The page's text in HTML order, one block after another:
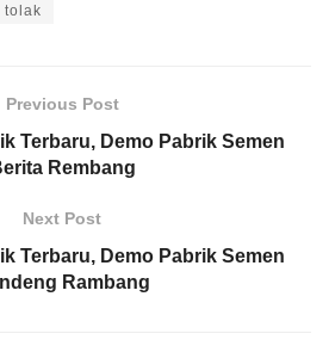
tolak
Previous Post
Terbaru, Demo Pabrik Semen
Rembang
Next Post
Terbaru, Demo Pabrik Semen
Rambang